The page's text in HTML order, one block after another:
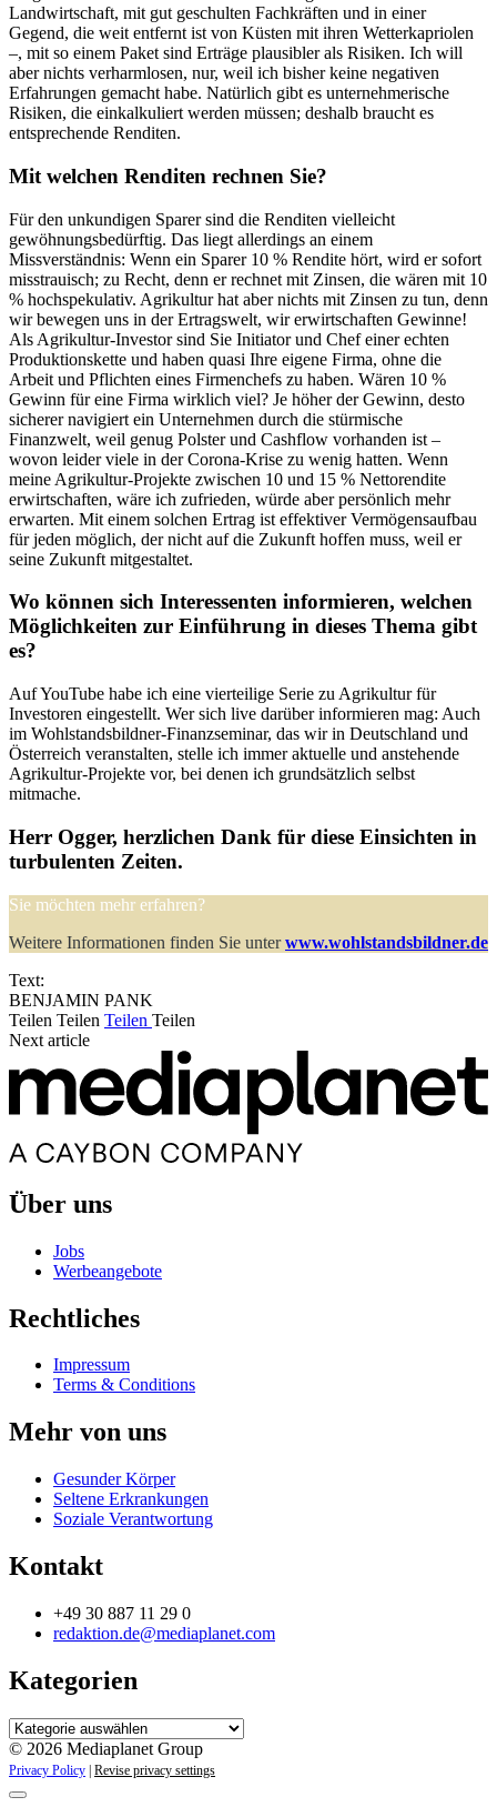
Landwirtschaft, mit gut geschulten Fachkräften und in einer
Gegend, die weit entfernt ist von Küsten mit ihren Wetterkapriolen
–, mit so einem Paket sind Erträge plausibler als Risiken. Ich will
aber nichts verharmlosen, nur, weil ich bisher keine negativen
Erfahrungen gemacht habe. Natürlich gibt es unternehmerische
Risiken, die einkalkuliert werden müssen; deshalb braucht es
entsprechende Renditen.
Mit welchen Renditen rechnen Sie?
Für den unkundigen Sparer sind die Renditen vielleicht
gewöhnungsbedürftig. Das liegt allerdings an einem
Missverständnis: Wenn ein Sparer 10 % Rendite hört, wird er sofort
misstrauisch; zu Recht, denn er rechnet mit Zinsen, die wären mit 10
% hochspekulativ. Agrikultur hat aber nichts mit Zinsen zu tun, denn
wir bewegen uns in der Ertragswelt, wir erwirtschaften Gewinne!
Als Agrikultur-Investor sind Sie Initiator und Chef einer echten
Produktionskette und haben quasi Ihre eigene Firma, ohne die
Arbeit und Pflichten eines Firmenchefs zu haben. Wären 10 %
Gewinn für eine Firma wirklich viel? Je höher der Gewinn, desto
sicherer navigiert ein Unternehmen durch die stürmische
Finanzwelt, weil genug Polster und Cashflow vorhanden ist –
wovon leider viele in der Corona-Krise zu wenig hatten. Wenn
meine Agrikultur-Projekte zwischen 10 und 15 % Nettorendite
erwirtschaften, wäre ich zufrieden, würde aber persönlich mehr
erwarten. Mit einem solchen Ertrag ist effektiver Vermögensaufbau
für jeden möglich, der nicht auf die Zukunft hoffen muss, weil er
seine Zukunft mitgestaltet.
Wo können sich Interessenten informieren, welchen
Möglichkeiten zur Einführung in dieses Thema gibt
es?
Auf YouTube habe ich eine vierteilige Serie zu Agrikultur für
Investoren eingestellt. Wer sich live darüber informieren mag: Auch
im Wohlstandsbildner-Finanzseminar, das wir in Deutschland und
Österreich veranstalten, stelle ich immer aktuelle und anstehende
Agrikultur-Projekte vor, bei denen ich grundsätzlich selbst
mitmache.
Herr Ogger, herzlichen Dank für diese Einsichten in
turbulenten Zeiten.
Sie möchten mehr erfahren?
Weitere Informationen finden Sie unterwww.wohlstandsbildner.de
Text:
BENJAMIN PANK
Teilen Teilen Teilen Teilen
Next article
Über uns
Jobs
Werbeangebote
Rechtliches
Impressum
Terms & Conditions
Mehr von uns
Gesunder Körper
Seltene Erkrankungen
Soziale Verantwortung
Kontakt
+49 30 887 11 29 0
redaktion.de@mediaplanet.com
Kategorien
Kategorien
© 2026 Mediaplanet Group
Privacy Policy Revise privacy settings